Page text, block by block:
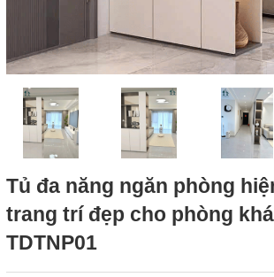
Tủ đa năng ngăn phòng
trang trí đẹp cho phòng
TDTNP01